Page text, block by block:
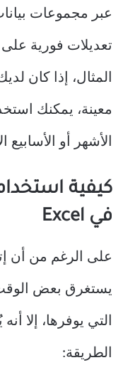
عبر مجموعات
تعديلات فورية
المثال، إذا كان
معينة، يمكنك
الأشهر أو الأسابيع
كيفية
في Excel
على الرغم من أن
يستغرق بعض الوقت
التي يوفرها، إلا
الطريقة: